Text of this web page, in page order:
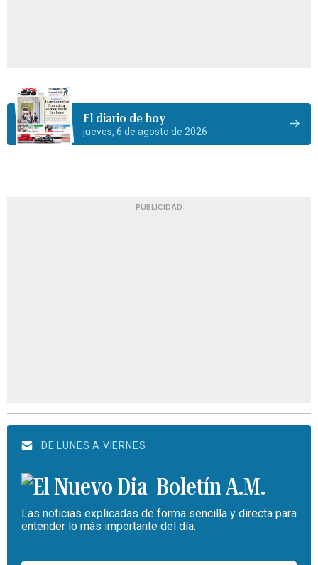
El diario de hoy
jueves, 6 de agosto de 2026
PUBLICIDAD
DE LUNES A VIERNES
Boletín A.M.
Las noticias explicadas de forma sencilla y directa para
entender lo más importante del día.